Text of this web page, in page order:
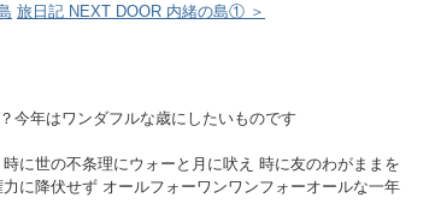
旅日記 NEXT DOOR 内緒の島① ＞
今年はワンダフルな歳にしたいものです
に世の不条理にウォーと月に吠え 時に友のわがままを
に降伏せず オールフォーワンワンフォーオールな一年